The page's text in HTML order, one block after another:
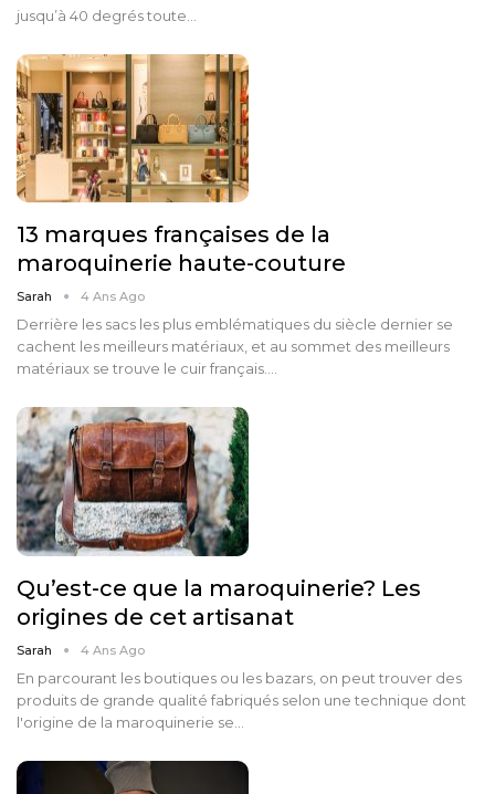
jusqu’à 40 degrés toute…
13 marques françaises de la
maroquinerie haute-couture
Sarah 4 Ans Ago
Derrière les sacs les plus emblématiques du siècle dernier se
cachent les meilleurs matériaux, et au sommet des meilleurs
matériaux se trouve le cuir français.…
Qu’est-ce que la maroquinerie? Les
origines de cet artisanat
Sarah 4 Ans Ago
En parcourant les boutiques ou les bazars, on peut trouver des
produits de grande qualité fabriqués selon une technique dont
l'origine de la maroquinerie se…